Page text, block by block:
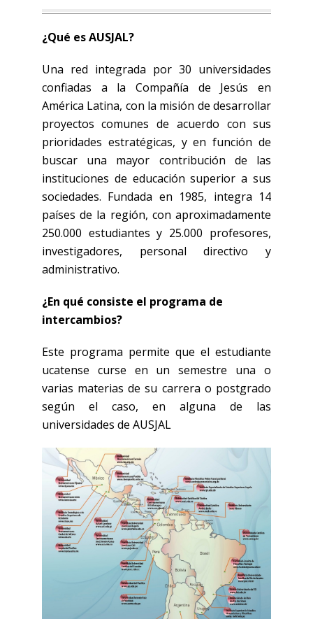
¿Qué es AUSJAL?
Una red integrada por 30 universidades
confiadas a la Compañía de Jesús en
América Latina, con la misión de desarrollar
proyectos comunes de acuerdo con sus
prioridades estratégicas, y en función de
buscar una mayor contribución de las
instituciones de educación superior a sus
sociedades. Fundada en 1985, integra 14
países de la región, con aproximadamente
250.000 estudiantes y 25.000 profesores,
investigadores, personal directivo y
administrativo.
¿En qué consiste el programa de
intercambios?
Este programa permite que el estudiante
ucatense curse en un semestre una o
varias materias de su carrera o postgrado
según el caso, en alguna de las
universidades de AUSJAL